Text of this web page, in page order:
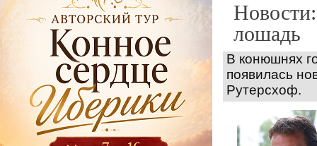
лошадь
В конюшнях
появилась
Рутерсхоф.